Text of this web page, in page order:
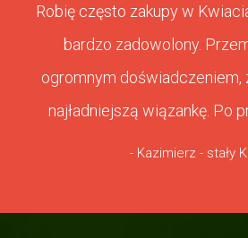
Robię często zakupy w
bardzo zadowolony.
ogromnym doświadczeniem,
najładniejszą wiązankę. Po
- Kazimierz - stały